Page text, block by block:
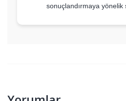
sonuçlandırmaya yönelik